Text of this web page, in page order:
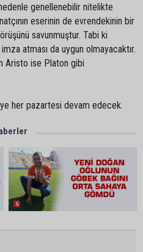
genellenebilir nitelikte
eserinin de evrendekinin bir
savunmuştur. Tabi ki
atması da uygun olmayacaktır.
Aristo ise Platon gibi
her pazartesi devam edecek.